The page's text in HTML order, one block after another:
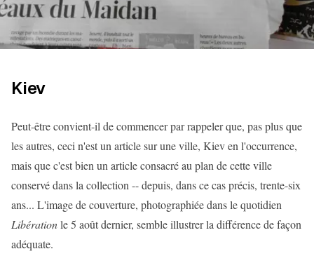
Kiev
Peut-être convient-il de commencer par rappeler que, pas plus que
les autres, ceci n'est un article sur une ville, Kiev en l'occurrence,
mais que c'est bien un article consacré au plan de cette ville
conservé dans la collection -- depuis, dans ce cas précis, trente-six
ans... L'image de couverture, photographiée dans le quotidien
Libérationle 5 août dernier, semble illustrer la différence de façon
adéquate.